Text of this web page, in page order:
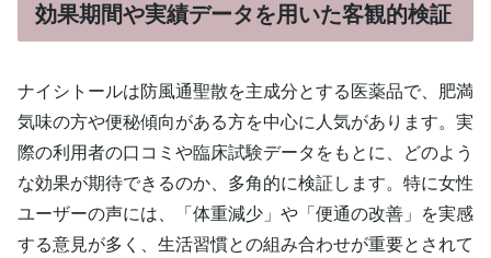
効果期間や実績データを用いた客観的検証
ナイシトールは防風通聖散を主成分とする医薬品で、肥満
気味の方や便秘傾向がある方を中心に人気があります。実
際の利用者の口コミや臨床試験データをもとに、どのよう
な効果が期待できるのか、多角的に検証します。特に女性
ユーザーの声には、「体重減少」や「便通の改善」を実感
する意見が多く、生活習慣との組み合わせが重要とされて